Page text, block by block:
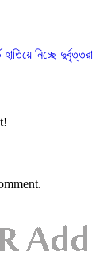
নিচ্ছে দুর্বৃত্তরা